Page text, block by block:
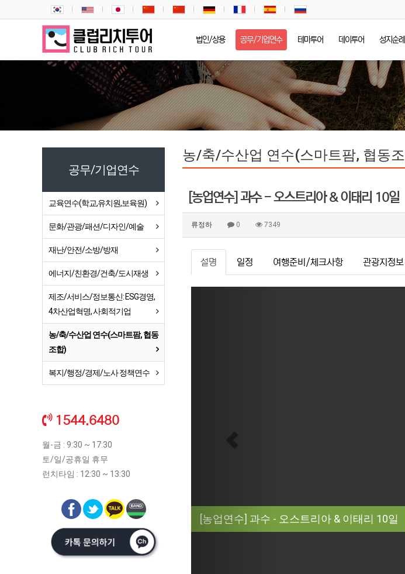
법인/상용 공무/기업연수 테마투어 데이투어 성지순례
농/축/수산업 연수(스마트팜, 협동
[농업연수] 과수 - 오스트리아 & 이태리 10일
류정하 0 7349
설명 일정 여행준비/체크사항 관광지정보
[농업연수] 과수 - 오스트리아 & 이태리 10일
공무/기업연수
교육연수(학교,유치원,보육원)
문화/관광/패션/디자인/예술
재난/안전/소방/방재
에너지/친환경/건축/도시재생
제조/서비스/정보통신: ESG경영,
4차산업혁명, 사회적기업
농/축/수산업 연수(스마트팜, 협동
조합)
복지/행정/경제/노사 정책연수
1544.6480
월-금 : 9:30 ~ 17:30
토/일/공휴일 휴무
런치타임 : 12:30 ~ 13:30